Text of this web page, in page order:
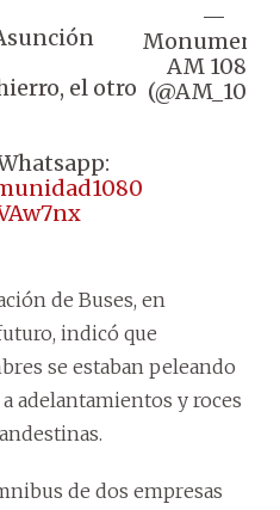
el otro
—
AM 1080
(@AM_1080)
de Buses, en
indicó que
se estaban peleando
adelantamientos y roces
de dos empresas